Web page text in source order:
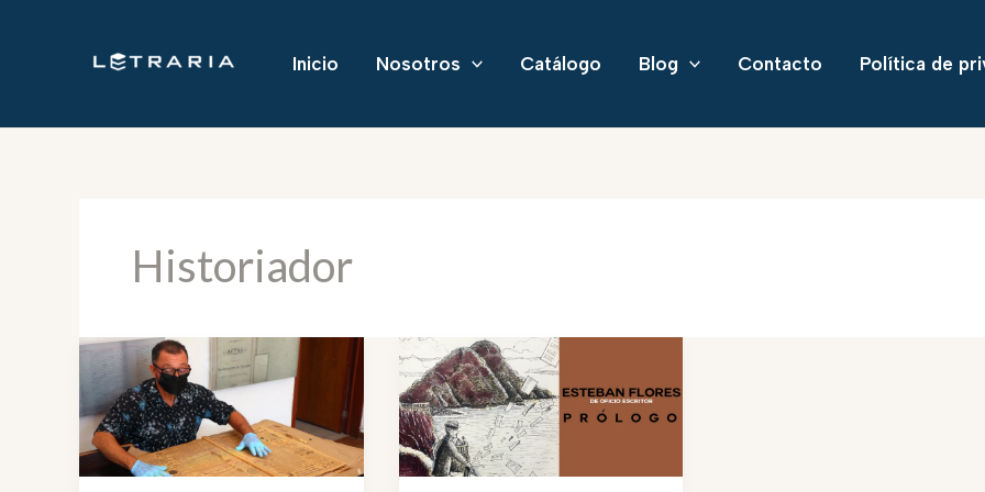
Inicio Nosotros Catálogo Blog Contacto Política de
Historiador